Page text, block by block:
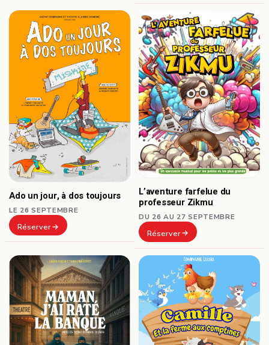
Ado un jour, à dos toujours
LE 26 SEPTEMBRE
Réserver
L’aventure farfelue du
professeur Zikmu
DU 26 AU 27 SEPTEMBRE
Réserver